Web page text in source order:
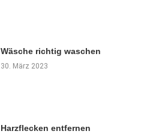
Wäsche richtig waschen
30. März 2023
Harzflecken entfernen